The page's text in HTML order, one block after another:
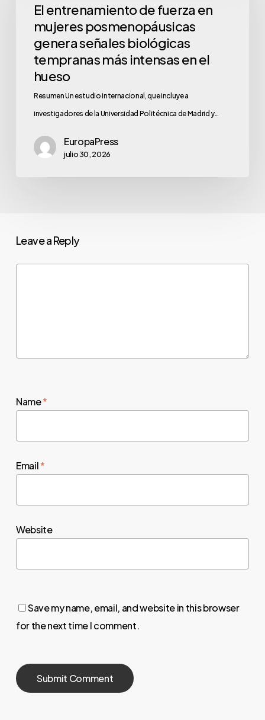
El entrenamiento de fuerza en
mujeres posmenopáusicas
genera señales biológicas
tempranas más intensas en el
hueso
Resumen Un estudio internacional, que incluye a
investigadores de la Universidad Politécnica de Madrid y…
EuropaPress
julio 30, 2026
Leave a Reply
Name*
Email*
Website
Save my name, email, and website in this browser
for the next time I comment.